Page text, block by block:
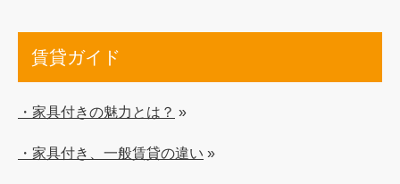
賃貸ガイド
・家具付きの魅力とは？ »
・家具付き、一般賃貸の違い »